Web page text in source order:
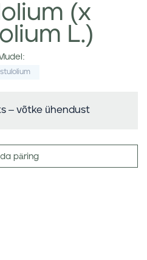
(x
L.)
– võtke ühendust
päring